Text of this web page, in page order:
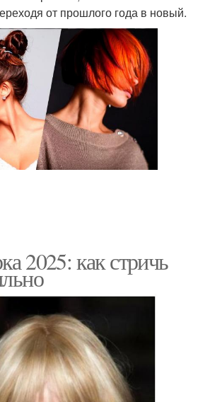
от прошлого года в новый.
2025: как стричь